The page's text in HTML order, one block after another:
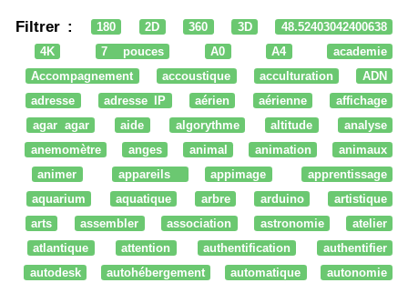
Filtrer : 180 2D 360 3D
48.52403042400638
4K
7 pouces A0 A4
academie
Accompagnement
accoustique acculturation
ADN
adresse
adresse IP aérien aérienne
affichage
agar agar
aide algorythme altitude
analyse
anemomètre
anges animal animation
animaux
animer
appareils appimage
apprentissage
aquarium
aquatique arbre arduino
artistique
arts
assembler association astronomie
atelier
atlantique
attention authentification
authentifier
autodesk
autohébergement automatique
autonomie